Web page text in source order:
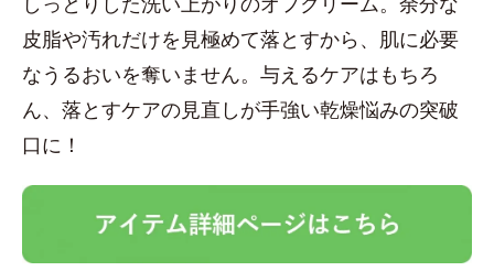
皮脂や汚れだけを見極めて落とすから、肌に必要
なうるおいを奪いません。与えるケアはもちろ
ん、落とすケアの見直しが手強い乾燥悩みの突破
口に！